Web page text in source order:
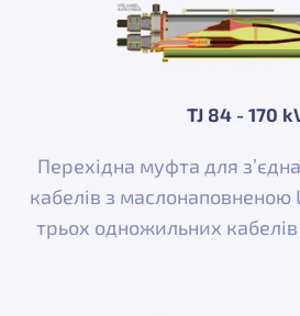
TJ 84 - 170
Перехідна муфта для
кабелів з маслонаповненою
трьох одножильних кабелів